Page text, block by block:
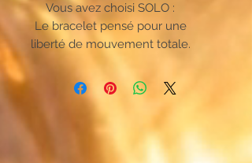
Vous avez choisi SOLO :
Le bracelet pensé pour une
liberté de mouvement totale.
cette création unique s'enfile en
un instant. Pensé pour un confort
votre poignet et se fait oublier
pour accompagner chacun de vos